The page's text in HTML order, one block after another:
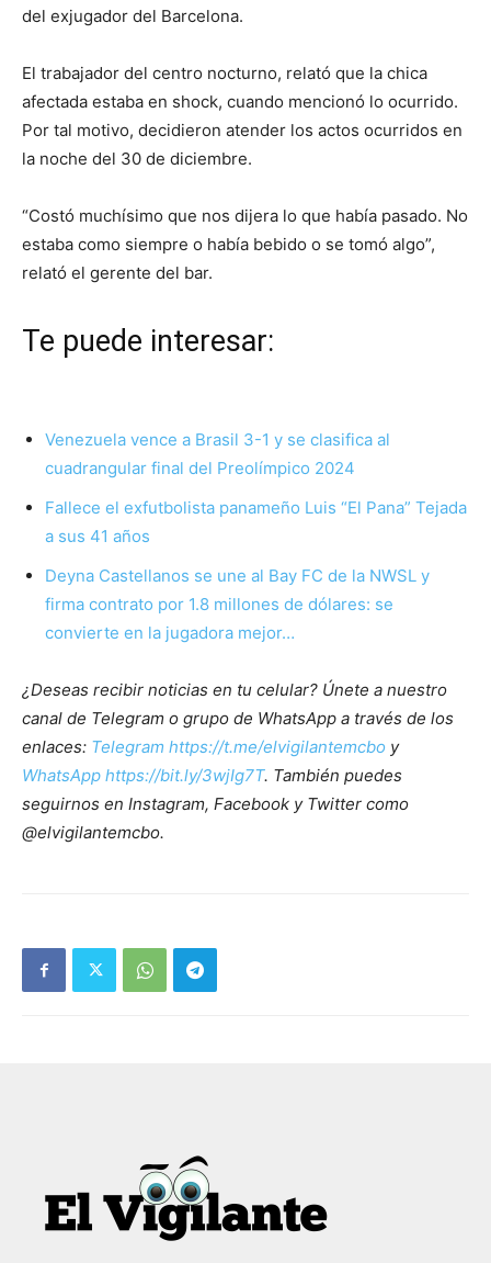
del exjugador del Barcelona.
El trabajador del centro nocturno, relató que la chica
afectada estaba en shock, cuando mencionó lo ocurrido.
Por tal motivo, decidieron atender los actos ocurridos en
la noche del 30 de diciembre.
“Costó muchísimo que nos dijera lo que había pasado. No
estaba como siempre o había bebido o se tomó algo”,
relató el gerente del bar.
Te puede interesar:
Venezuela vence a Brasil 3-1 y se clasifica al
cuadrangular final del Preolímpico 2024
Fallece el exfutbolista panameño Luis “El Pana” Tejada
a sus 41 años
Deyna Castellanos se une al Bay FC de la NWSL y
firma contrato por 1.8 millones de dólares: se
convierte en la jugadora mejor…
¿Deseas recibir noticias en tu celular? Únete a nuestro
canal de Telegram o grupo de WhatsApp a través de los
enlaces: Telegram https://t.me/elvigilantemcbo y
WhatsApp https://bit.ly/3wjIg7T. También puedes
seguirnos en Instagram, Facebook y Twitter como
@elvigilantemcbo.